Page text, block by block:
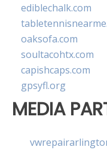
ediblechalk.com
oaksofa.com
soultacohtx.com
capishcaps.com
gpsyfl.org
MEDIA